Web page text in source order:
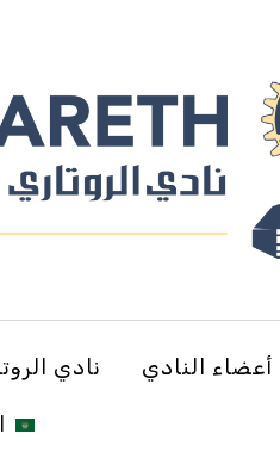
أعضاء النادي نادي